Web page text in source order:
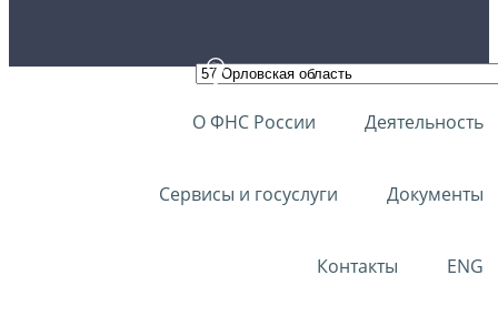
О ФНС России Деятельность
Сервисы и госуслуги Документы
Контакты ENG